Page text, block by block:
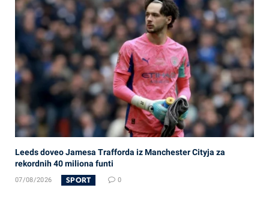
Leeds doveo Jamesa Trafforda iz Manchester Cityja za
rekordnih 40 miliona funti
07/08/2026 SPORT 0